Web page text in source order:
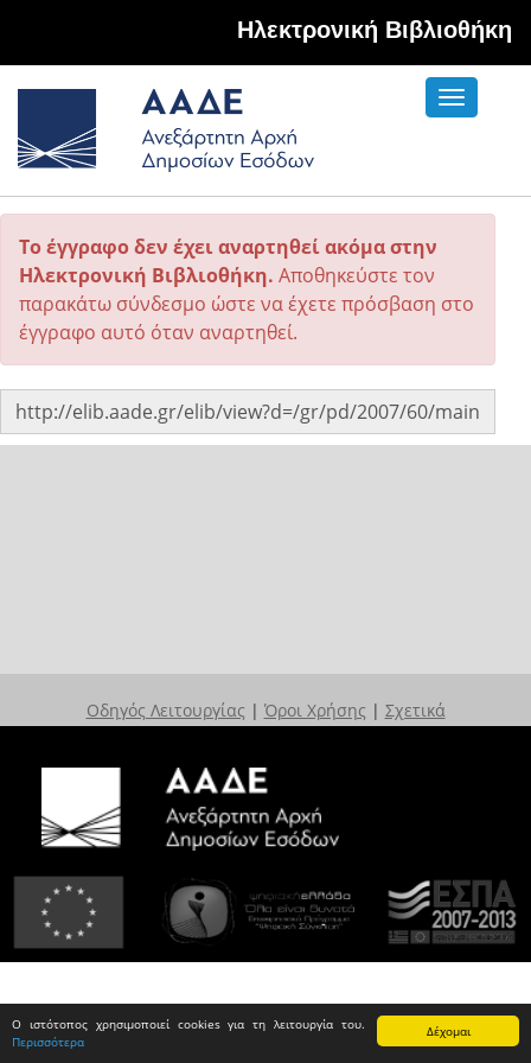
Δέχομαι
Ο ιστότοπος χρησιμοποιεί cookies για τη λειτουργία του.
Περισσότερα
Hλεκτρονική Βιβλιοθήκη
Toggle
Το έγγραφο δεν έχει αναρτηθεί ακόμα στην
Ηλεκτρονική Βιβλιοθήκη. Αποθηκεύστε τον
παρακάτω σύνδεσμο ώστε να έχετε πρόσβαση στο
έγγραφο αυτό όταν αναρτηθεί.
Οδηγός Λειτουργίας | Όροι Χρήσης | Σχετικά